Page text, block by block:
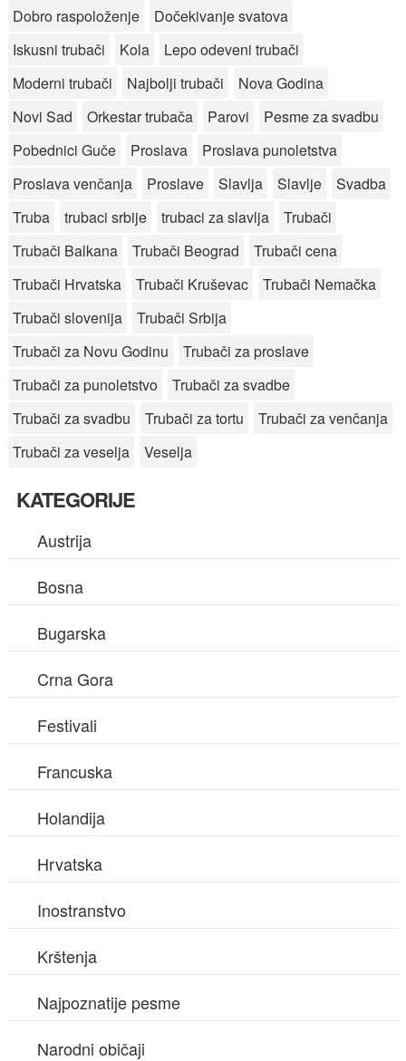
Dobro raspoloženje
Dočekivanje svatova
Iskusni trubači
Kola
Lepo odeveni trubači
Moderni trubači
Najbolji trubači
Nova Godina
Novi Sad
Orkestar trubača Parovi
Pesme za svadbu
Pobednici Guče
Proslava
Proslava punoletstva
Proslava venčanja
Proslave Slavlja Slavlje
Svadba
Truba
trubaci srbije trubaci za slavlja
Trubači
Trubači Balkana
Trubači Beograd
Trubači cena
Trubači Hrvatska
Trubači Kruševac
Trubači Nemačka
Trubači slovenija
Trubači Srbija
Trubači za Novu Godinu
Trubači za proslave
Trubači za punoletstvo
Trubači za svadbe
Trubači za svadbu
Trubači za tortu
Trubači za venčanja
Trubači za veselja
Veselja
KATEGORIJE
Austrija
Bosna
Bugarska
Crna Gora
Festivali
Francuska
Holandija
Hrvatska
Inostranstvo
Krštenja
Najpoznatije pesme
Narodni običaji